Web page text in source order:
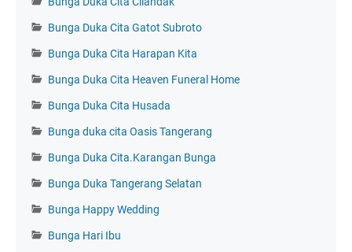
Bunga Duka Cita Gatot Subroto
Bunga Duka Cita Harapan Kita
Bunga Duka Cita Heaven Funeral Home
Bunga Duka Cita Husada
Bunga duka cita Oasis Tangerang
Bunga Duka Cita.Karangan Bunga
Bunga Duka Tangerang Selatan
Bunga Happy Wedding
Bunga Hari Ibu